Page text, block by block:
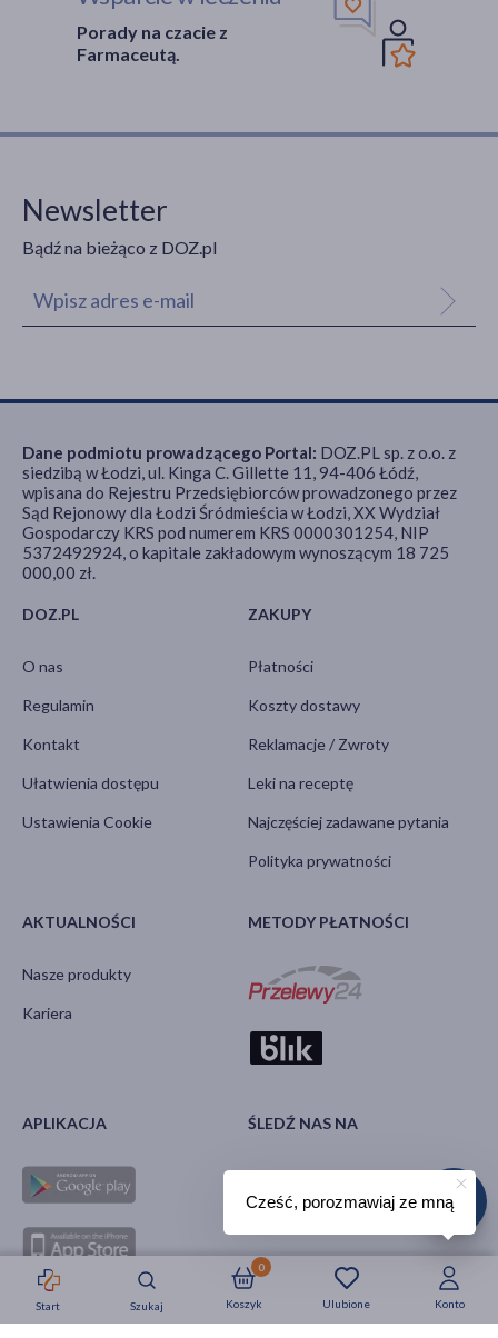
Strefa okazji Nowości Krótkie daty
Start Szukaj Ulubione
Koszyk
0
Konto
Porady na czacie z
Farmaceutą.
Newsletter
Bądź na bieżąco z DOZ.pl
DOZ.PL
O nas
Regulamin
Kontakt
Ułatwienia dostępu
Ustawienia Cookie
ZAKUPY
Płatności
Koszty dostawy
Reklamacje / Zwroty
Leki na receptę
Najczęściej zadawane pytania
Polityka prywatności
AKTUALNOŚCI
Nasze produkty
Kariera
METODY PŁATNOŚCI
APLIKACJA ŚLEDŹ NAS NA
Dane podmiotu prowadzącego Portal: DOZ.PL sp. z o.o. z
siedzibą w Łodzi, ul. Kinga C. Gillette 11, 94-406 Łódź,
wpisana do Rejestru Przedsiębiorców prowadzonego przez
Sąd Rejonowy dla Łodzi Śródmieścia w Łodzi, XX Wydział
Gospodarczy KRS pod numerem KRS 0000301254, NIP
5372492924, o kapitale zakładowym wynoszącym 18 725
000,00 zł.
Cześć, porozmawiaj ze mną